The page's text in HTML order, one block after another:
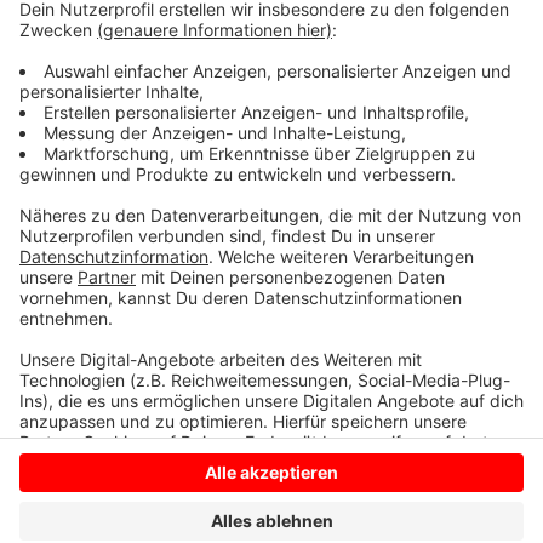
Verein Mitwirkende, Unterstützer und Sponsoren.
Deshalb gibt´s regelmäßig Events. Das nächste ist am
3. August in Gronau bei Ingos Tierfreund. Da gibt´s
einen kleinen Infostand mit Glücksrad, Wundertüten
und tollen Kleinigkeiten für Mensch und Hund. Mehr
Infos zum Verein gibt´shier.
Anzeige
Anzeige